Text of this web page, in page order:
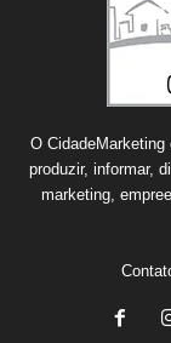
O
produzir, informar,
marketing,